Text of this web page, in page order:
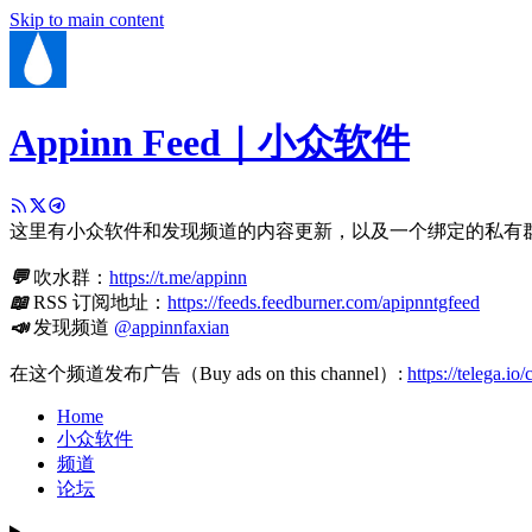
Skip to main content
Appinn Feed｜小众软件
这里有小众软件和发现频道的内容更新，以及一个绑定的私有
💬吹水群： https://t.me/appinn
📖RSS 订阅地址： https://feeds.feedburner.com/apipnntgfeed
📣发现频道 @appinnfaxian
在这个频道发布广告（Buy ads on this channel）: https://telega.io/
Home
小众软件
频道
论坛